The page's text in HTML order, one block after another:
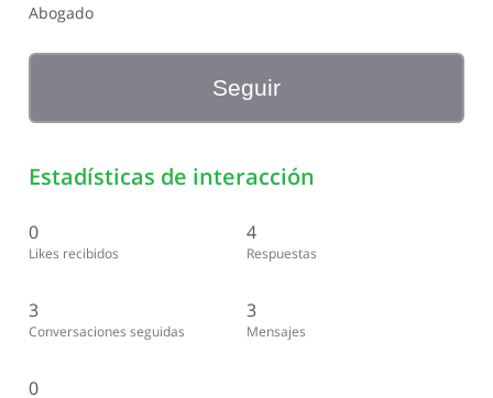
Abogado
Seguir
Estadísticas de interacción
0
Likes recibidos
4
Respuestas
3
Conversaciones seguidas
3
Mensajes
0